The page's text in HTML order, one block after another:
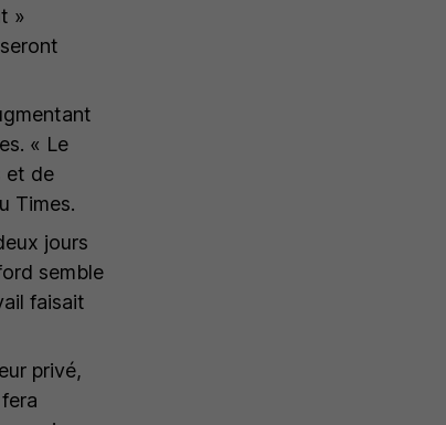
»
« Le
et de
Times.
jours
semble
faisait
privé,